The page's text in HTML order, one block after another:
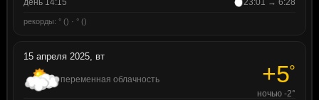
день 14:15
23:01 → 6:28
рекорды: ° () · ° ()
15 апреля 2025, вт
переменная облачность +5°
ночью -2°